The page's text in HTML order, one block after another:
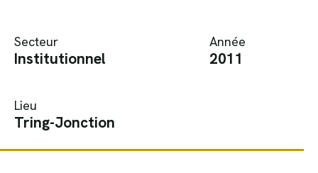
Secteur
Institutionnel
Année
2011
Lieu
Tring-Jonction